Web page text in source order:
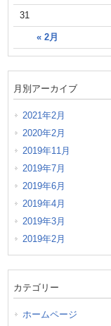
« 2月
31
月別アーカイブ
2021年2月
2020年2月
2019年11月
2019年7月
2019年6月
2019年4月
2019年3月
2019年2月
カテゴリー
ホームページ